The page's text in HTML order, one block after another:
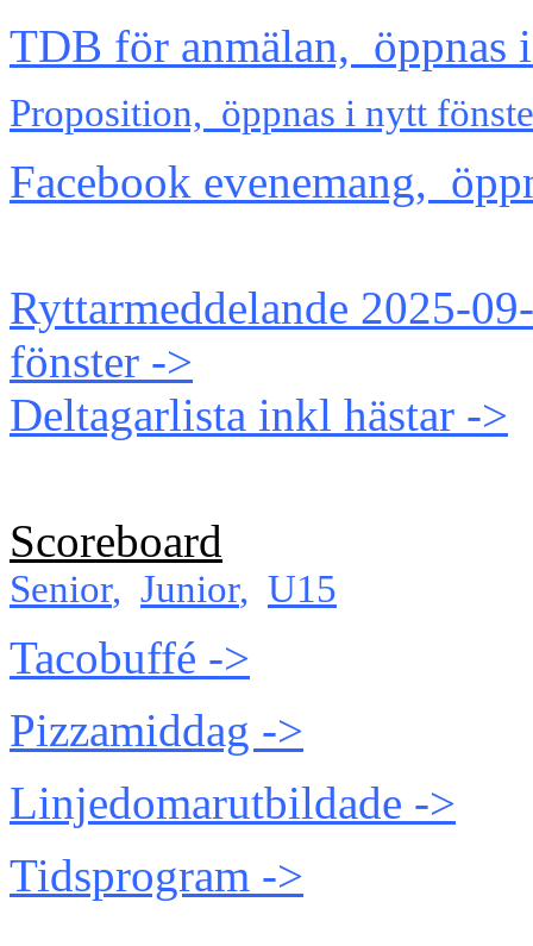
TDB för anmälan, öppnas
Proposition, öppnas i nytt
Facebook evenemang,
Ryttarmeddelande 2025-
fönster ->
Deltagarlista inkl hästar ->
Scoreboard
Senior, Junior, U15
Tacobuffé ->
Pizzamiddag ->
Linjedomarutbildade ->
Tidsprogram ->